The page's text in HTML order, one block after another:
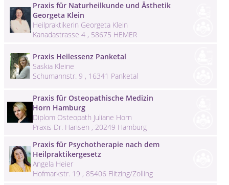
Praxis für Naturheilkunde und Ästhetik
Georgeta Klein
Heilpraktikerin Georgeta Klein
Kanadastrasse 4 , 58675 HEMER
Praxis Heilessenz Panketal
Saskia Kleine
Schumannstr. 9 , 16341 Panketal
Praxis für Osteopathische Medizin
Horn Hamburg
Diplom Osteopath Juliane Horn
Praxis Dr. Hansen , 20249 Hamburg
Praxis für Psychotherapie nach dem
Heilpraktikergesetz
Angela Heier
Hofmarkstr. 19 , 85406 Flitzing/Zolling